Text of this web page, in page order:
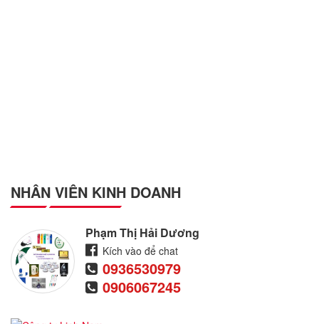
NHÂN VIÊN KINH DOANH
Phạm Thị Hải Dương
Kích vào để chat
0936530979
0906067245